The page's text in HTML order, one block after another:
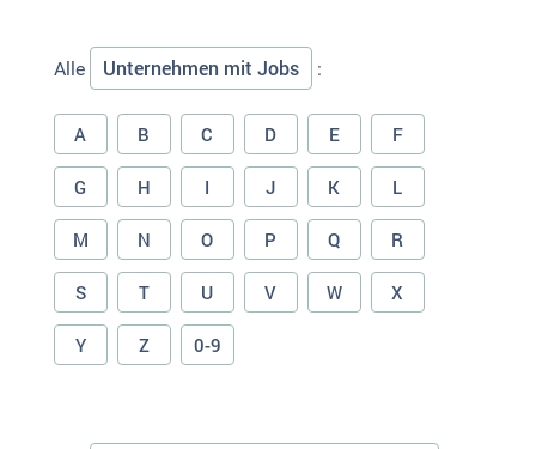
Alle Unternehmen mit Jobs :
A B C D E F
G H I J K L
M N O P Q R
S T U V W X
Y Z 0-9